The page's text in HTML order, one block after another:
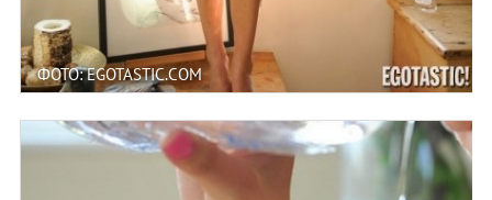
ФОТО: EGOTASTIC.COM